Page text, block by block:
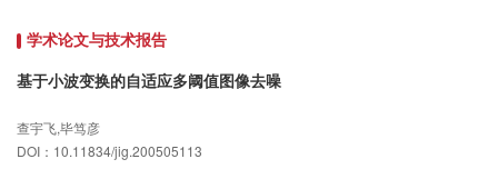
优越性进行了介绍，最后提出了此方法当前存在的一些问题及处理思路，并展
望了其在fMRI数据处理中的发展趋势，可以认为，ICA是一种很有发展潜力的功
能磁共振数据处理新方法。
学术论文与技术报告
基于小波变换的自适应多阈值图像去噪
查宇飞,毕笃彦
DOI：10.11834/jig.200505113